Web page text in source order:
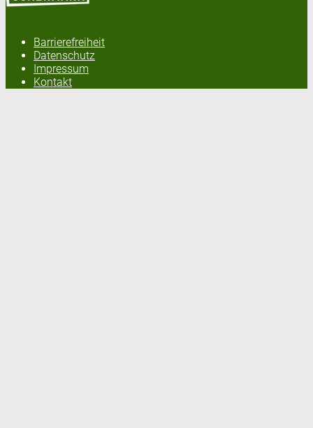
Barrierefreiheit
Datenschutz
Impressum
Kontakt